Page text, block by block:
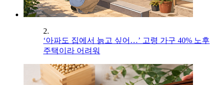
2.
‘아파도 집에서 늙고 싶어…’ 고령 가구 40% 노후
주택이라 어려워